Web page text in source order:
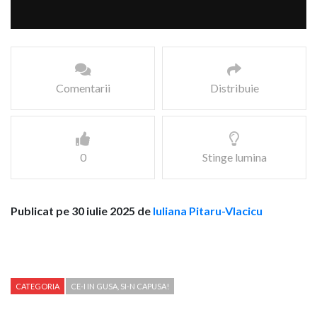
Comentarii Distribuie
0 Stinge lumina
Publicat pe 30 iulie 2025 de Iuliana Pitaru-Vlacicu
CATEGORIA CE-I IN GUSA, SI-N CAPUSA!